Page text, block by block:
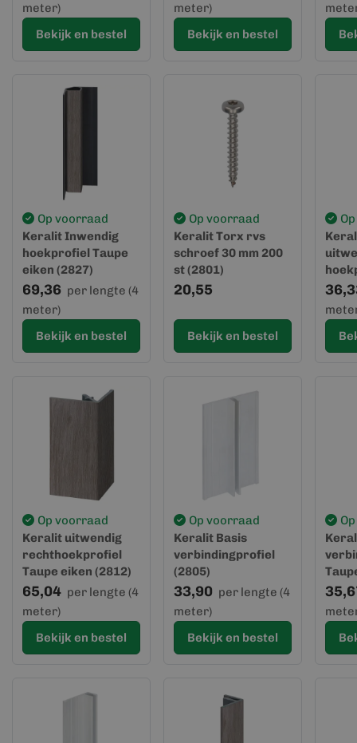
meter)
Bekijk en bestel
meter)
Bekijk en bestel
Op voorraad
Keralit Inwendig
hoekprofiel Taupe
eiken (2827)
69,36 per lengte (4
meter)
Bekijk en bestel
Op voorraad
Keralit Torx rvs
schroef 30 mm 200
st (2801)
20,55
Bekijk en bestel
Op voorraad
Keralit uitwendig
rechthoekprofiel
Taupe eiken (2812)
65,04 per lengte (4
meter)
Bekijk en bestel
Op voorraad
Keralit Basis
verbindingprofiel
(2805)
33,90 per lengte (4
meter)
Bekijk en bestel